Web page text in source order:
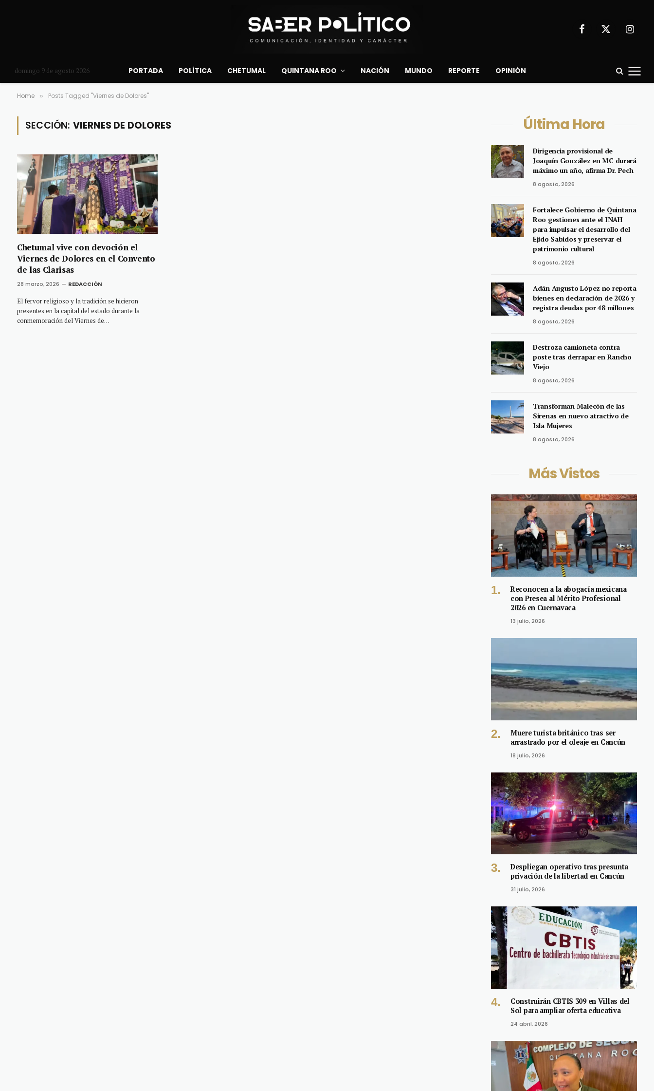
Facebook
X
domingo 9 de agosto 2026 PORTADA POLÍTICA CHETUMAL QUINTANA ROO NACIÓN MUNDO REPORTE OPINIÓN
Home » Posts Tagged "Viernes de Dolores"
SECCIÓN: VIERNES DE DOLORES
Chetumal vive con devoción el
Viernes de Dolores en el Convento
de las Clarisas
28 marzo, 2026 REDACCIÓN
El fervor religioso y la tradición se hicieron
presentes en la capital del estado durante la
conmemoración del Viernes de…
Última Hora
Dirigencia provisional de
Joaquín González en MC durará
máximo un año, afirma Dr. Pech
8 agosto, 2026
Fortalece Gobierno de Quintana
Roo gestiones ante el INAH
para impulsar el desarrollo del
Ejido Sabidos y preservar el
patrimonio cultural
8 agosto, 2026
Adán Augusto López no reporta
bienes en declaración de 2026 y
registra deudas por 48 millones
8 agosto, 2026
Destroza camioneta contra
poste tras derrapar en Rancho
Viejo
8 agosto, 2026
Transforman Malecón de las
Sirenas en nuevo atractivo de
Isla Mujeres
8 agosto, 2026
Más Vistos
Reconocen a la abogacía mexicana
con Presea al Mérito Profesional
2026 en Cuernavaca
13 julio, 2026
Muere turista británico tras ser
arrastrado por el oleaje en Cancún
18 julio, 2026
Despliegan operativo tras presunta
privación de la libertad en Cancún
31 julio, 2026
Construirán CBTIS 309 en Villas del
Sol para ampliar oferta educativa
24 abril, 2026